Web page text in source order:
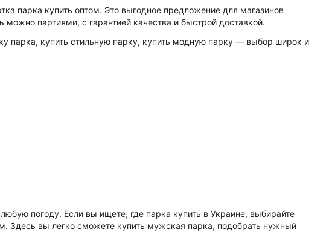
парка купить оптом. Это выгодное предложение для магазинов
партиями, с гарантией качества и быстрой доставкой.
парка, купить стильную парку, купить модную парку — выбор широк и
погоду. Если вы ищете, где парка купить в Украине, выбирайте
Здесь вы легко сможете купить мужская парка, подобрать нужный